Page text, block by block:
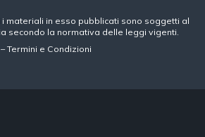
materiali in esso pubblicati sono soggetti al
secondo la normativa delle leggi vigenti.
–Termini e Condizioni